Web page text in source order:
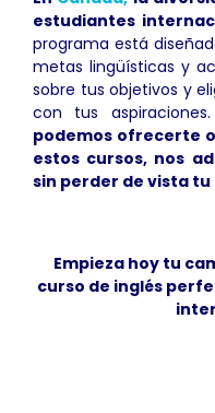
estudiantes
programa está
metas lingüísticas y
sobre tus objetivos y
con tus aspiraciones.
podemos ofrecerte
estos cursos, nos
sin perder de vista
Empieza hoy tu
curso de inglés